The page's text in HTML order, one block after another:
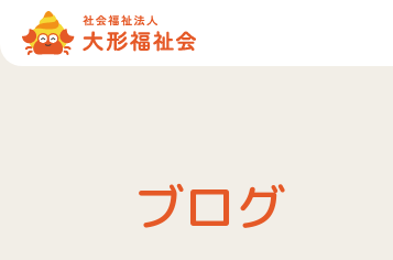
ブログ